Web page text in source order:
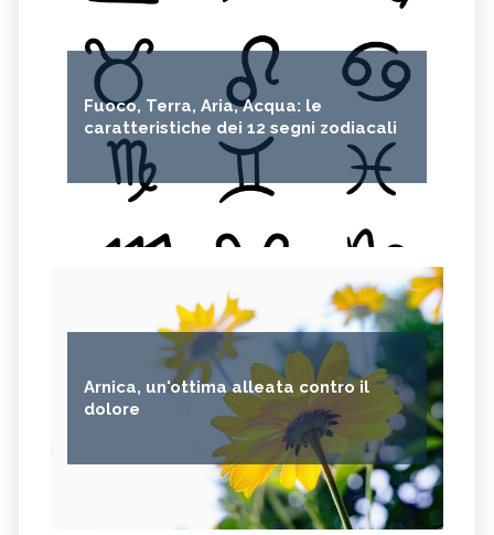
Fuoco, Terra, Aria, Acqua: le
caratteristiche dei 12 segni zodiacali
Arnica, un'ottima alleata contro il
dolore